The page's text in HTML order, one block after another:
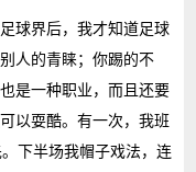
球界后，我才知道足球
人的青睐；你踢的不
是一种职业，而且还要
以耍酷。有一次，我班
下半场我帽子戏法，连